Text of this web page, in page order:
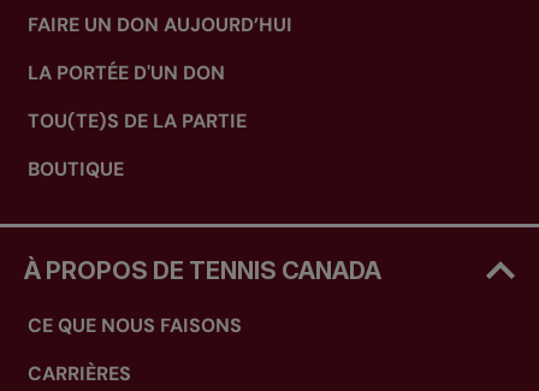
FAIRE UN DON AUJOURD’HUI
LA PORTÉE D'UN DON
TOU(TE)S DE LA PARTIE
BOUTIQUE
À PROPOS DE TENNIS CANADA
CE QUE NOUS FAISONS
CARRIÈRES